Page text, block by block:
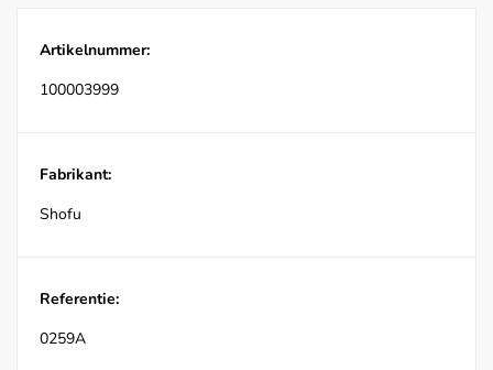
Artikelnummer:
100003999
Fabrikant:
Shofu
Referentie:
0259A